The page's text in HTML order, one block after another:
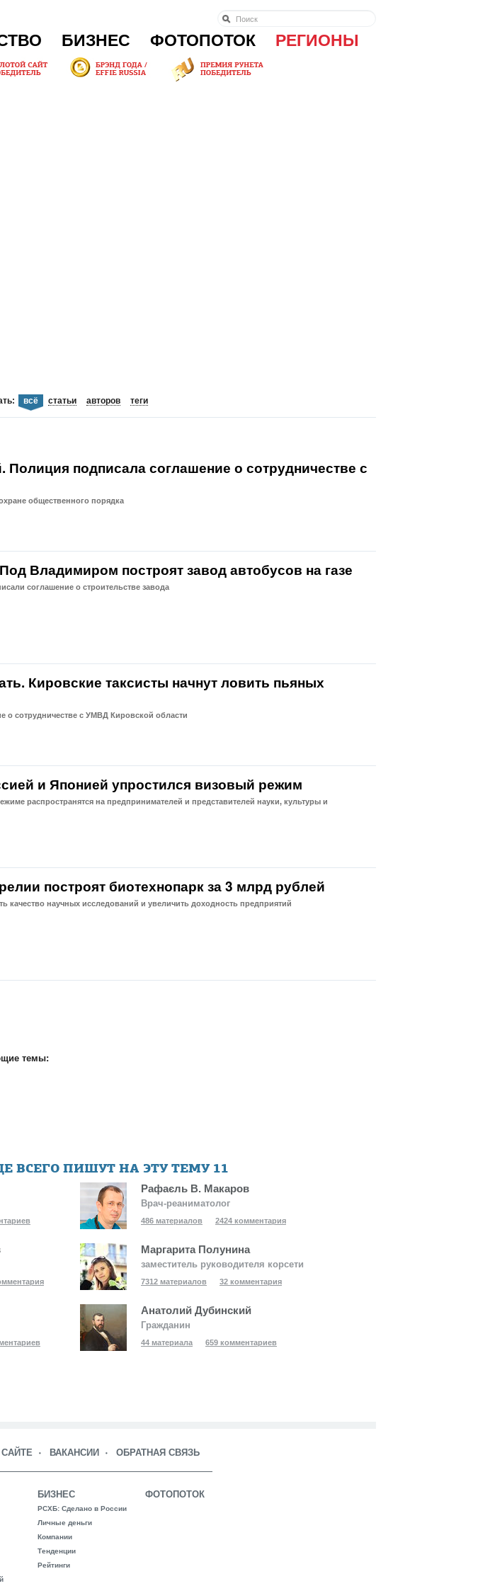
БИЗНЕС ФОТОПОТОК РЕГИОНЫ
всё статьи авторов теги
Полиция подписала соглашение о сотрудничестве с
общественного порядка
Владимиром построят завод автобусов на газе
соглашение о строительстве завода
Кировские таксисты начнут ловить пьяных
о сотрудничестве с УМВД Кировской области
и Японией упростился визовый режим
распространятся на предпринимателей и представителей науки, культуры и
построят биотехнопарк за 3 млрд рублей
качество научных исследований и увеличить доходность предприятий
темы:
ВСЕГО ПИШУТ НА ЭТУ ТЕМУ 11
Рафаєль В. Макаров
Врач-реаниматолог
486 материалов 2424 комментария
Маргарита Полунина
заместитель руководителя корсети
7312 материалов 32 комментария
Анатолий Дубинский
Гражданин
44 материала 659 комментариев
ВАКАНСИИ ОБРАТНАЯ СВЯЗЬ
БИЗНЕС
РСХБ: Сделано в России
Личные деньги
Компании
Тенденции
Рейтинги
ФОТОПОТОК